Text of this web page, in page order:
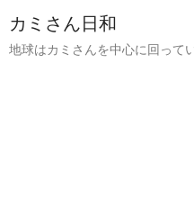
カミさん日和
地球はカミさんを中心に回ってい